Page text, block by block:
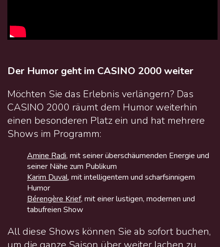
Der Humor geht im CASINO 2000 weiter
Möchten Sie das Erlebnis verlängern? Das
CASINO 2000 räumt dem Humor weiterhin
einen besonderen Platz ein und hat mehrere
Shows im Programm:
Amine Radi, mit seiner überschäumenden Energie und
seiner Nähe zum Publikum
Karim Duval, mit intelligentem und scharfsinnigem
Humor
Bérengère Krief, mit einer lustigen, modernen und
tabufreien Show
All diese Shows können Sie ab sofort buchen,